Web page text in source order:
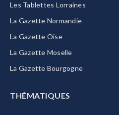
Les Tablettes Lorraines
La Gazette Normandie
La Gazette Oise
La Gazette Moselle
La Gazette Bourgogne
THÉMATIQUES